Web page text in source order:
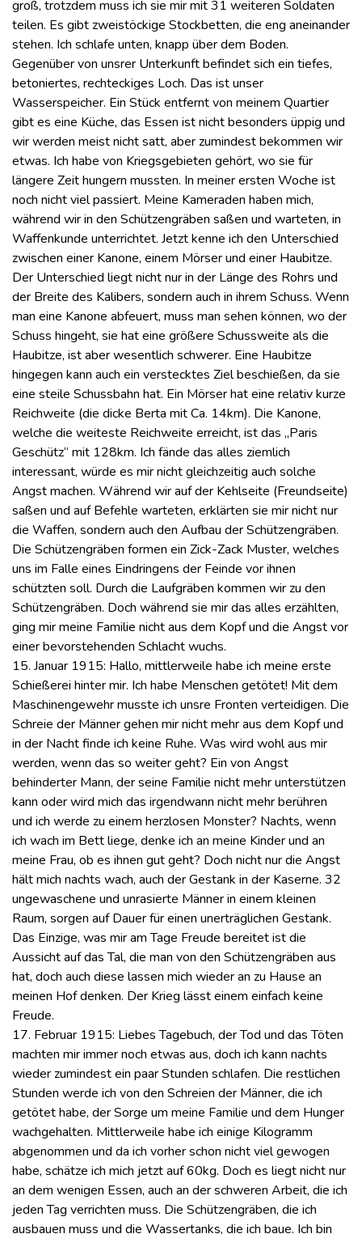
groß, trotzdem muss ich sie mir mit 31 weiteren Soldaten
teilen. Es gibt zweistöckige Stockbetten, die eng aneinander
stehen. Ich schlafe unten, knapp über dem Boden.
Gegenüber von unsrer Unterkunft befindet sich ein tiefes,
betoniertes, rechteckiges Loch. Das ist unser
Wasserspeicher. Ein Stück entfernt von meinem Quartier
gibt es eine Küche, das Essen ist nicht besonders üppig und
wir werden meist nicht satt, aber zumindest bekommen wir
etwas. Ich habe von Kriegsgebieten gehört, wo sie für
längere Zeit hungern mussten. In meiner ersten Woche ist
noch nicht viel passiert. Meine Kameraden haben mich,
während wir in den Schützengräben saßen und warteten, in
Waffenkunde unterrichtet. Jetzt kenne ich den Unterschied
zwischen einer Kanone, einem Mörser und einer Haubitze.
Der Unterschied liegt nicht nur in der Länge des Rohrs und
der Breite des Kalibers, sondern auch in ihrem Schuss. Wenn
man eine Kanone abfeuert, muss man sehen können, wo der
Schuss hingeht, sie hat eine größere Schussweite als die
Haubitze, ist aber wesentlich schwerer. Eine Haubitze
hingegen kann auch ein verstecktes Ziel beschießen, da sie
eine steile Schussbahn hat. Ein Mörser hat eine relativ kurze
Reichweite (die dicke Berta mit Ca. 14km). Die Kanone,
welche die weiteste Reichweite erreicht, ist das „Paris
Geschütz“ mit 128km. Ich fände das alles ziemlich
interessant, würde es mir nicht gleichzeitig auch solche
Angst machen. Während wir auf der Kehlseite (Freundseite)
saßen und auf Befehle warteten, erklärten sie mir nicht nur
die Waffen, sondern auch den Aufbau der Schützengräben.
Die Schützengräben formen ein Zick-Zack Muster, welches
uns im Falle eines Eindringens der Feinde vor ihnen
schützten soll. Durch die Laufgräben kommen wir zu den
Schützengräben. Doch während sie mir das alles erzählten,
ging mir meine Familie nicht aus dem Kopf und die Angst vor
einer bevorstehenden Schlacht wuchs.
15. Januar 1915: Hallo, mittlerweile habe ich meine erste
Schießerei hinter mir. Ich habe Menschen getötet! Mit dem
Maschinengewehr musste ich unsre Fronten verteidigen. Die
Schreie der Männer gehen mir nicht mehr aus dem Kopf und
in der Nacht finde ich keine Ruhe. Was wird wohl aus mir
werden, wenn das so weiter geht? Ein von Angst
behinderter Mann, der seine Familie nicht mehr unterstützen
kann oder wird mich das irgendwann nicht mehr berühren
und ich werde zu einem herzlosen Monster? Nachts, wenn
ich wach im Bett liege, denke ich an meine Kinder und an
meine Frau, ob es ihnen gut geht? Doch nicht nur die Angst
hält mich nachts wach, auch der Gestank in der Kaserne. 32
ungewaschene und unrasierte Männer in einem kleinen
Raum, sorgen auf Dauer für einen unerträglichen Gestank.
Das Einzige, was mir am Tage Freude bereitet ist die
Aussicht auf das Tal, die man von den Schützengräben aus
hat, doch auch diese lassen mich wieder an zu Hause an
meinen Hof denken. Der Krieg lässt einem einfach keine
Freude.
17. Februar 1915: Liebes Tagebuch, der Tod und das Töten
machten mir immer noch etwas aus, doch ich kann nachts
wieder zumindest ein paar Stunden schlafen. Die restlichen
Stunden werde ich von den Schreien der Männer, die ich
getötet habe, der Sorge um meine Familie und dem Hunger
wachgehalten. Mittlerweile habe ich einige Kilogramm
abgenommen und da ich vorher schon nicht viel gewogen
habe, schätze ich mich jetzt auf 60kg. Doch es liegt nicht nur
an dem wenigen Essen, auch an der schweren Arbeit, die ich
jeden Tag verrichten muss. Die Schützengräben, die ich
ausbauen muss und die Wassertanks, die ich baue. Ich bin